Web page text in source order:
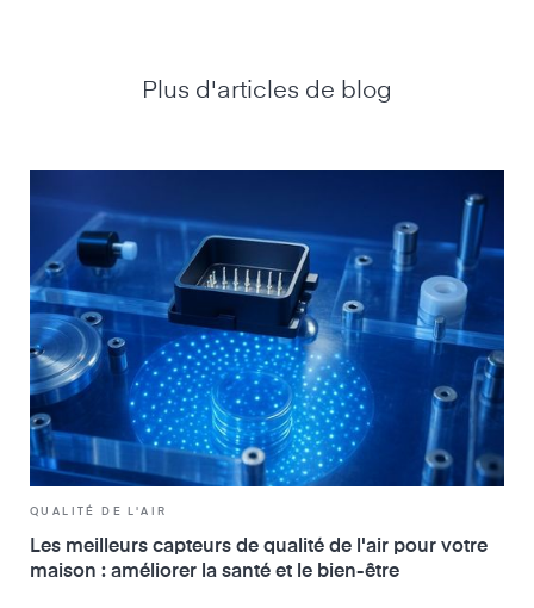
Plus d'articles de blog
QUALITÉ DE L'AIR
Les meilleurs capteurs de qualité de l'air pour votre
maison : améliorer la santé et le bien-être